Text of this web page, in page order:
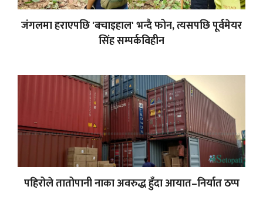
जंगलमा हराएपछि 'बचाइहाल' भन्दै फोन, त्यसपछि पूर्वमेयर
सिंह सम्पर्कविहीन
पहिरोले तातोपानी नाका अवरुद्ध हुँदा आयात–निर्यात ठप्प